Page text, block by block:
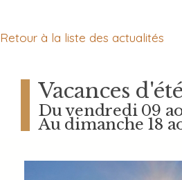
Retour à la liste des actualités
Vacances
Du vendredi 09
Au dimanche 18